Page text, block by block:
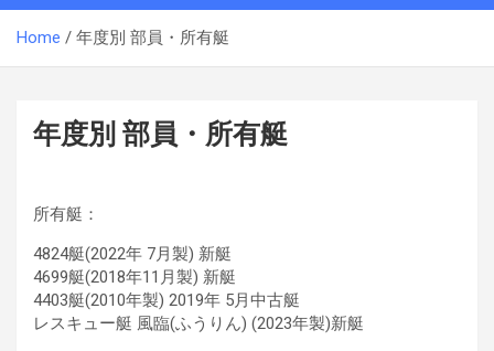
Home 年度別 部員・所有艇
年度別 部員・所有艇
所有艇：
4824艇(2022年 7月製) 新艇
4699艇(2018年11月製) 新艇
4403艇(2010年製) 2019年 5月中古艇
レスキュー艇 風臨(ふうりん) (2023年製)新艇